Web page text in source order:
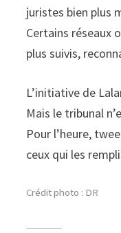
juristes bien plus
Certains réseaux
plus suivis,
L’initiative de
Mais le tribunal
Pour l’heure,
ceux qui les
Crédit photo : DR